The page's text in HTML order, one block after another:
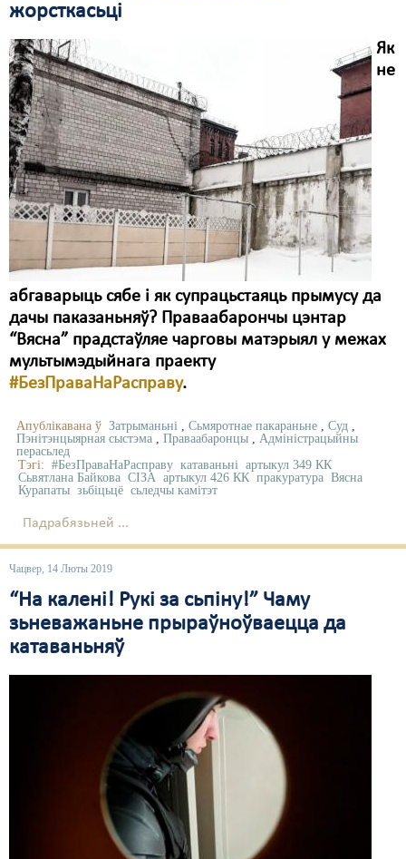
жорсткасьці
Як
не
абгаварыць сябе і як супрацьстаяць прымусу да
дачы паказаньняў? Праваабарончы цэнтар
“Вясна” прадстаўляе чарговы матэрыял у межах
мультымэдыйнага праекту
#БезПраваНаРасправу.
Апублікавана ў Затрыманьні , Сьмяротнае пакараньне , Суд ,
Пэнітэнцыярная сыстэма , Праваабаронцы , Адміністрацыйны
перасьлед
Тэгі: #БезПраваНаРасправу катаваньні артыкул 349 КК
Сьвятлана Байкова СІЗА артыкул 426 КК пракуратура Вясна
Курапаты зьбіцьцё сьледчы камітэт
Падрабязьней ...
Чацвер, 14 Люты 2019
“На калені! Рукі за сьпіну!” Чаму
зьневажаньне прыраўноўваецца да
катаваньняў